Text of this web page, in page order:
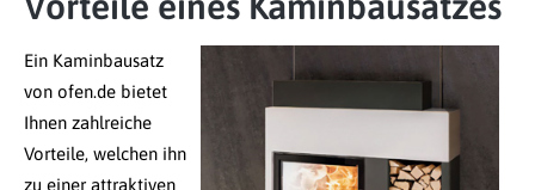
Ein Kaminbausatz
von ofen.de bietet
Ihnen zahlreiche
Vorteile, welchen ihn
zu einer attraktiven